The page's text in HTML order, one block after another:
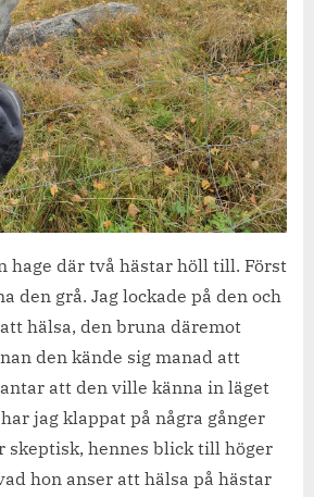
hage där två hästar höll till. Först
den grå. Jag lockade på den och
hälsa, den bruna däremot
den kände sig manad att
att den ville känna in läget
jag klappat på några gånger
skeptisk, hennes blick till höger
hon anser att hälsa på hästar